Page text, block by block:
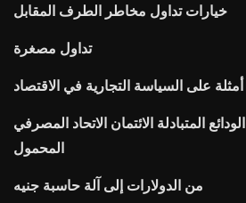
خيارات تداول مخاطر الطرف المقابل
تداول مصغرة
أمثلة على السياسة التجارية في الاقتصاد
الودائع المتبادلة الائتمان الاتحاد المصرفي
المحمول
من الدولارات إلى آلة حاسبة جنيه